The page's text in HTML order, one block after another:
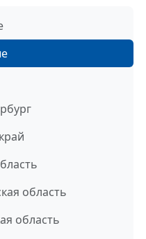
область
область